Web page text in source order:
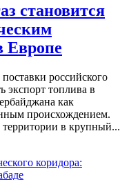
становится
Европе
российского
экспорт топлива в
как
происхождением.
в крупный...